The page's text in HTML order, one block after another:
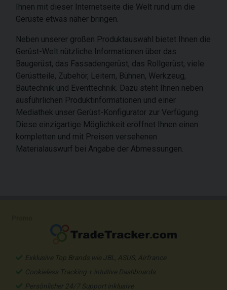
Ihnen mit dieser Internetseite die Welt rund um die
Gerüste etwas näher bringen.
Neben unserer großen Produktauswahl bietet Ihnen die
Gerüst-Welt nützliche Informationen über das
Baugerüst, das Fassadengerüst, das Rollgerüst, viele
Gerüstteile, Zubehör, Leitern, Bühnen, Werkzeug,
Bautechnik und Eventtechnik. Dazu steht Ihnen neben
ausführlichen Produktinformationen und einer
Mediathek unser Gerüst-Konfigurator zur Verfügung.
Diese einzigartige Möglichkeit eröffnet Ihnen einen
kompletten und mit Preisen versehenen
Materialauswurf bei Angabe der Abmessungen.
Exklusive Top Brands wie JBL, ASUS, Airfrance
Cookieless Tracking + intuitive Dashboards
Persönlicher 24/7 Support inklusive